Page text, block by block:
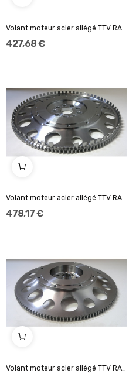
Volant moteur acier allégé TTV RACING Standard...
427,68 €
Volant moteur acier allégé TTV RACING 184mm...
478,17 €
Volant moteur acier allégé TTV RACING 140mm...